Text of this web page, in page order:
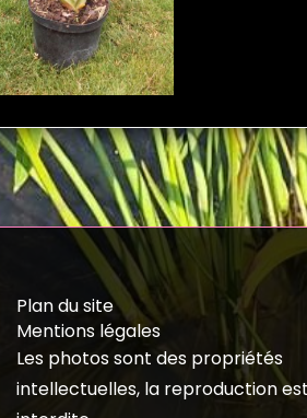
Plan du site
Mentions légales
Les photos sont des propriétés
intellectuelles, la reproduction est